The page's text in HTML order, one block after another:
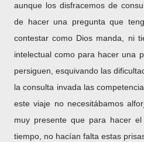
aunque los disfracemos de
de hacer una pregunta que
contestar como Dios manda, ni
intelectual como para hacer una
persiguen, esquivando las
la consulta invada las
este viaje no necesitábamos
muy presente que para hacer
tiempo, no hacían falta estas